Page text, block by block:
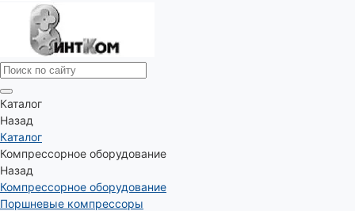
Каталог
Назад
Каталог
Компрессорное оборудование
Назад
Компрессорное оборудование
Поршневые компрессоры